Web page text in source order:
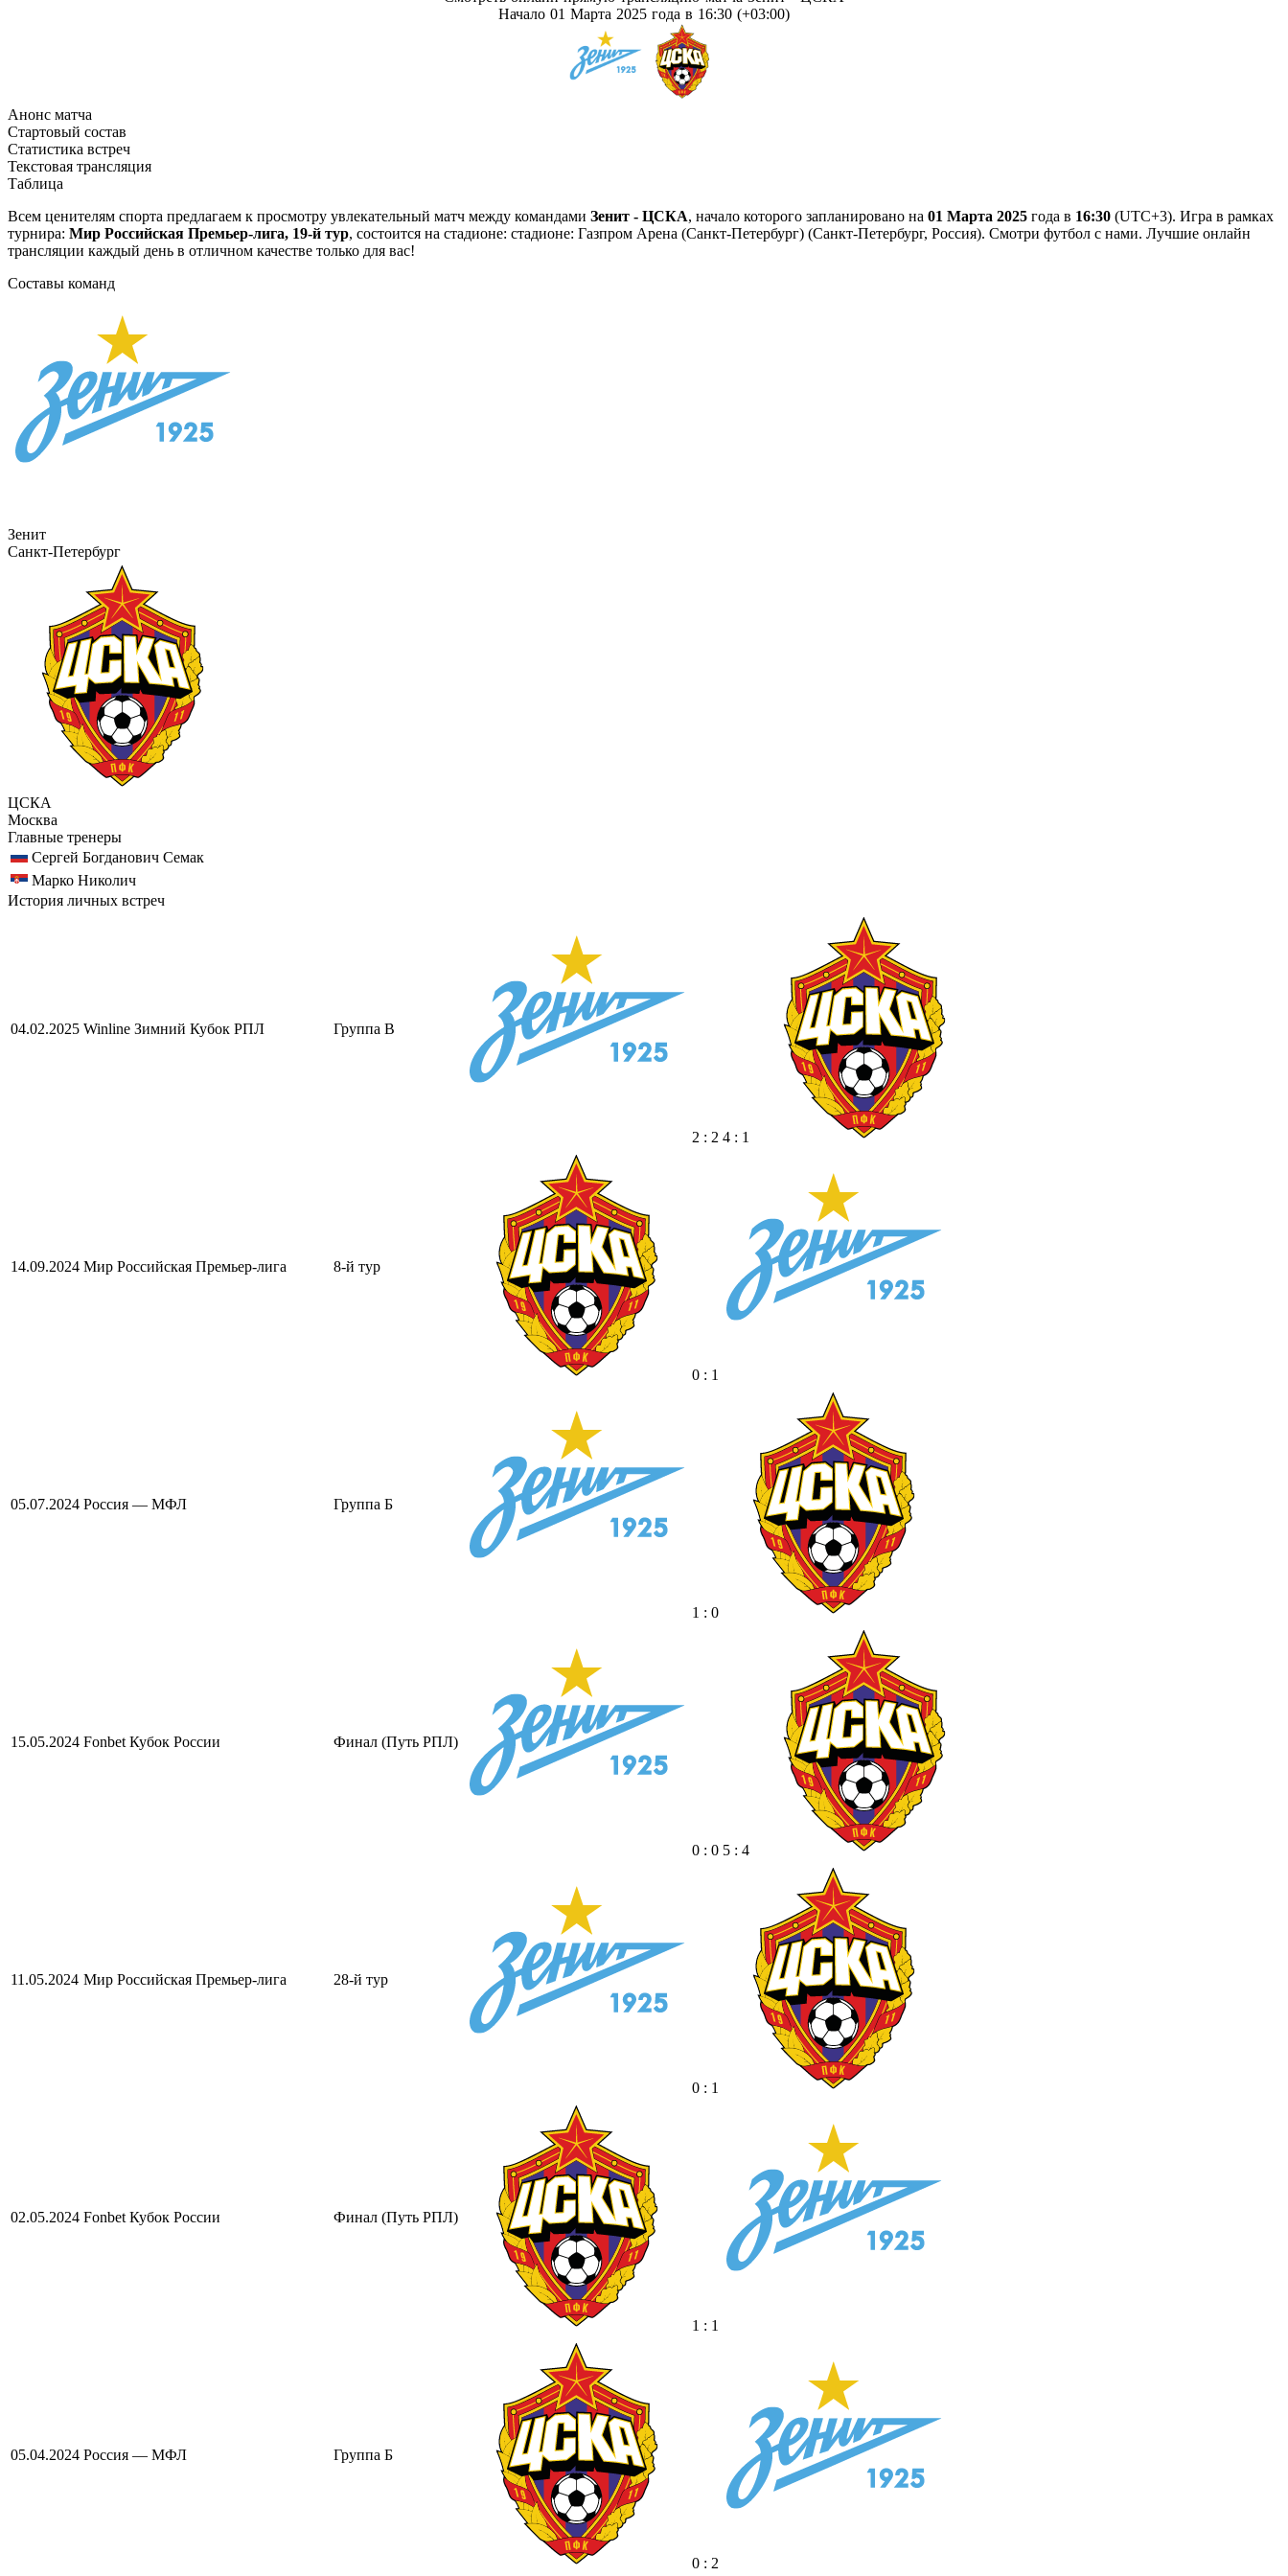
Начало 01 Марта 2025 года в 16:30 (+03:00)
Анонс матча
Стартовый состав
Статистика встреч
Текстовая трансляция
Таблица
Всем ценителям спорта предлагаем к просмотру увлекательный матч между командами Зенит - ЦСКА, начало которого запланировано на 01 Марта 2025 года в 16:30 (UTC+3). Игра в рамках
турнира: Мир Российская Премьер-лига, 19-й тур, состоится на стадионе: стадионе: Газпром Арена (Санкт-Петербург) (Санкт-Петербург, Россия). Смотри футбол с нами. Лучшие онлайн
трансляции каждый день в отличном качестве только для вас!
Составы команд
Зенит
Санкт-Петербург
ЦСКА
Москва
Главные тренеры
Сергей Богданович Семак
Марко Николич
История личных встреч
04.02.2025 Winline Зимний Кубок РПЛ Группа B
2 : 2 4 : 1
14.09.2024 Мир Российская Премьер-лига 8-й тур
0 : 1
05.07.2024 Россия — МФЛ Группа Б
1 : 0
15.05.2024 Fonbet Кубок России Финал (Путь РПЛ)
0 : 0 5 : 4
11.05.2024 Мир Российская Премьер-лига 28-й тур
0 : 1
02.05.2024 Fonbet Кубок России Финал (Путь РПЛ)
1 : 1
05.04.2024 Россия — МФЛ Группа Б
0 : 2